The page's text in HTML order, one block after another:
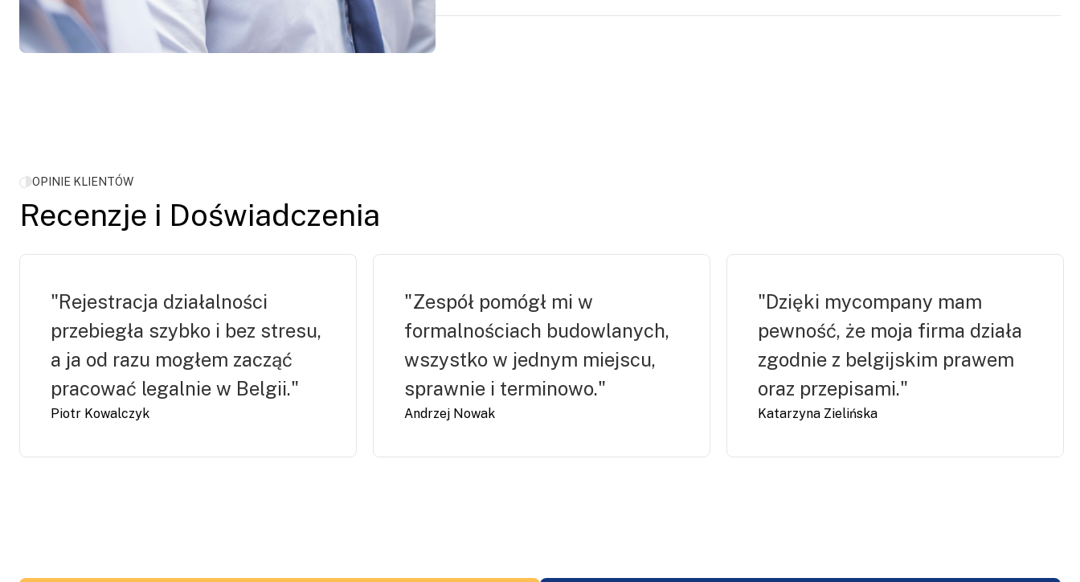
Tak, pomagamy nie tylko przy otwieraniu firm, ale także przy zmianach w rejestrach, aktywacji
OPINIE KLIENTÓW
Recenzje i Doświadczenia
"Rejestracja działalności
przebiegła szybko i bez stresu,
a ja od razu mogłem zacząć
pracować legalnie w Belgii."
Piotr Kowalczyk
"Zespół pomógł mi w
formalnościach budowlanych,
wszystko w jednym miejscu,
sprawnie i terminowo."
Andrzej Nowak
"Dzięki mycompany mam
pewność, że moja firma działa
zgodnie z belgijskim prawem
oraz przepisami."
Katarzyna Zielińska